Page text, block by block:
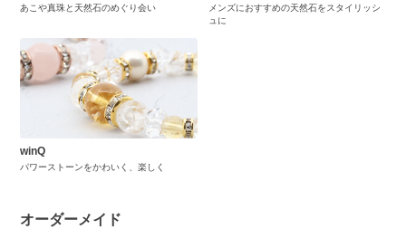
あこや真珠と天然石のめぐり会い
メンズにおすすめの天然石をスタイリッシ
ュに
winQ
パワーストーンをかわいく、楽しく
オーダーメイド